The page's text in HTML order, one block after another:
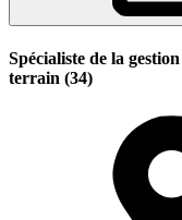
Spécialiste de la
terrain (34)